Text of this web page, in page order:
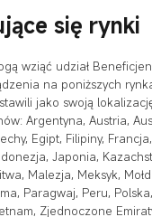
się rynki
wziąć udział
na poniższych
jako swoją
Argentyna, Austria,
Egipt, Filipiny,
Japonia,
Malezja, Meksyk,
Paragwaj, Peru,
Zjednoczone